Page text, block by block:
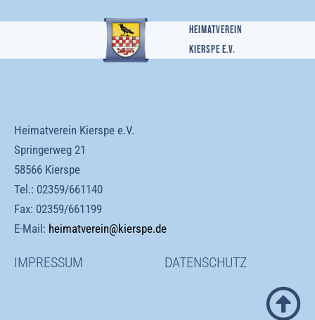
Heimatverein
Kierspe e.v.
Heimatverein Kierspe e.V.
Springerweg 21
58566 Kierspe
Tel.: 02359/661140
Fax: 02359/661199
E-Mail: heimatverein@kierspe.de
IMPRESSUM DATENSCHUTZ